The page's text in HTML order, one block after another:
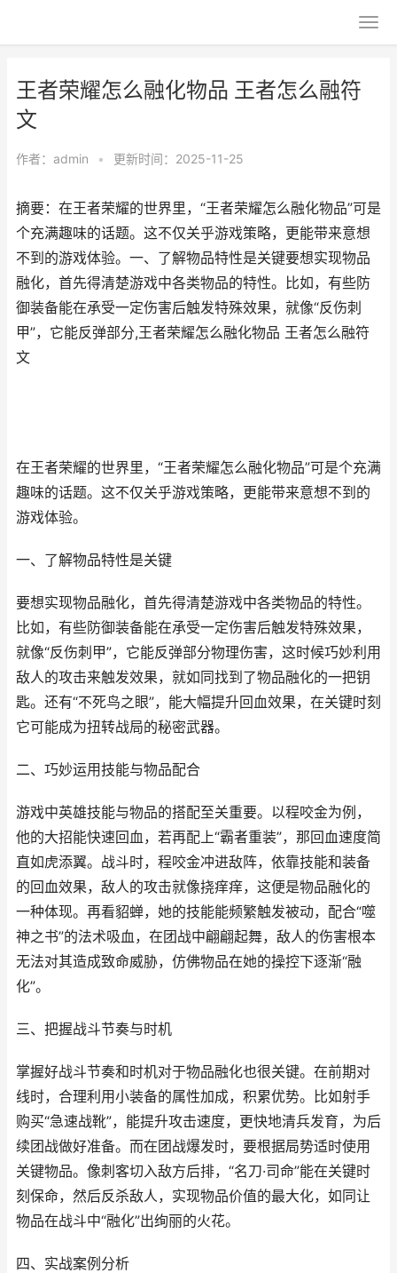
王者荣耀怎么融化物品 王者怎么融符
文
作者： admin • 更新时间：2025-11-25
摘要：在王者荣耀的世界里，“王者荣耀怎么融化物品”可是
个充满趣味的话题。这不仅关乎游戏策略，更能带来意想
不到的游戏体验。一、了解物品特性是关键要想实现物品
融化，首先得清楚游戏中各类物品的特性。比如，有些防
御装备能在承受一定伤害后触发特殊效果，就像“反伤刺
甲”，它能反弹部分,王者荣耀怎么融化物品 王者怎么融符
文
在王者荣耀的世界里，“王者荣耀怎么融化物品”可是个充满
趣味的话题。这不仅关乎游戏策略，更能带来意想不到的
游戏体验。
一、了解物品特性是关键
要想实现物品融化，首先得清楚游戏中各类物品的特性。
比如，有些防御装备能在承受一定伤害后触发特殊效果，
就像“反伤刺甲”，它能反弹部分物理伤害，这时候巧妙利用
敌人的攻击来触发效果，就如同找到了物品融化的一把钥
匙。还有“不死鸟之眼”，能大幅提升回血效果，在关键时刻
它可能成为扭转战局的秘密武器。
二、巧妙运用技能与物品配合
游戏中英雄技能与物品的搭配至关重要。以程咬金为例，
他的大招能快速回血，若再配上“霸者重装”，那回血速度简
直如虎添翼。战斗时，程咬金冲进敌阵，依靠技能和装备
的回血效果，敌人的攻击就像挠痒痒，这便是物品融化的
一种体现。再看貂蝉，她的技能能频繁触发被动，配合“噬
神之书”的法术吸血，在团战中翩翩起舞，敌人的伤害根本
无法对其造成致命威胁，仿佛物品在她的操控下逐渐“融
化”。
三、把握战斗节奏与时机
掌握好战斗节奏和时机对于物品融化也很关键。在前期对
线时，合理利用小装备的属性加成，积累优势。比如射手
购买“急速战靴”，能提升攻击速度，更快地清兵发育，为后
续团战做好准备。而在团战爆发时，要根据局势适时使用
关键物品。像刺客切入敌方后排，“名刀·司命”能在关键时
刻保命，然后反杀敌人，实现物品价值的最大化，如同让
物品在战斗中“融化”出绚丽的火花。
四、实战案例分析